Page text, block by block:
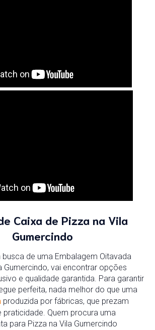
Caixa de Pizza na Vila
Gumercindo
de uma Embalagem Oitavada
Gumercindo, vai encontrar opções
e qualidade garantida. Para garantir
perfeita, nada melhor do que uma
produzida por fábricas, que prezam
praticidade. Quem procura uma
para Pizza na Vila Gumercindo